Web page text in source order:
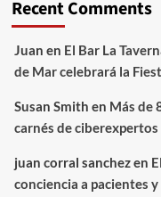
Recent Comments
Juan en El Bar La
de Mar celebrará la
Susan Smith en Más de
carnés de ciberexpertos
juan corral sanchezen
conciencia a pacientes